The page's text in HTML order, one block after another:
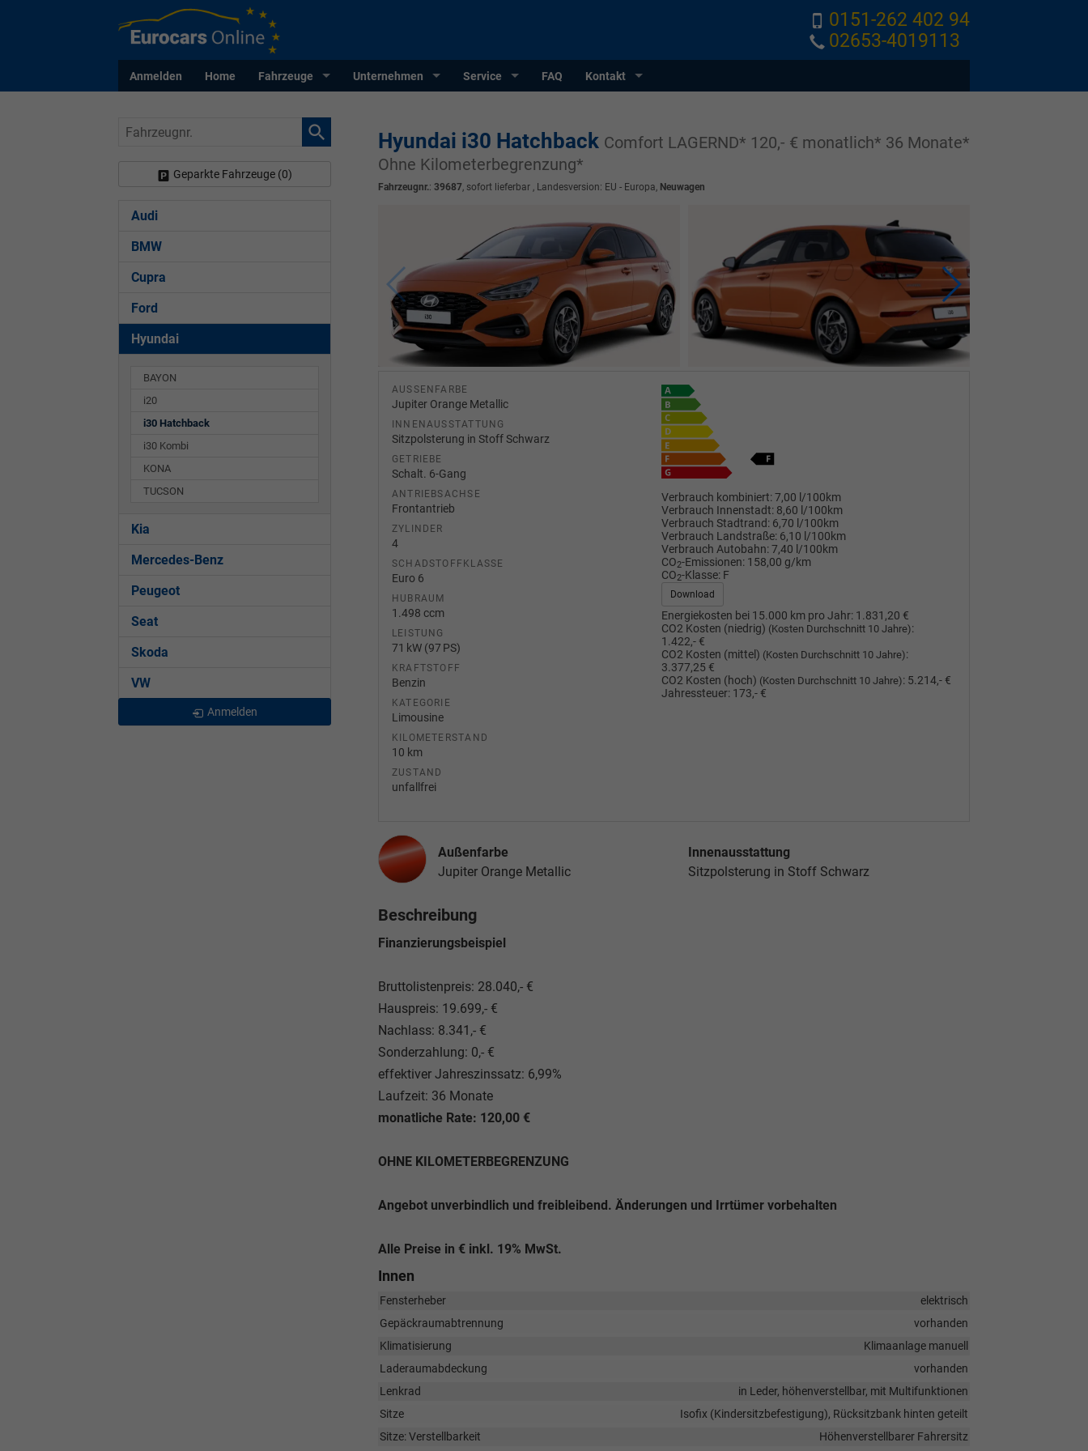
0151-262 402 94
02653-4019113
Anmelden Home Fahrzeuge Unternehmen Service FAQ Kontakt
Hyundai i30 Hatchback Comfort LAGERND* 120,- € monatlich* 36 Monate*
Ohne Kilometerbegrenzung*
Fahrzeugnr.: 39687, sofort lieferbar, Landesversion: EU - Europa, Neuwagen
AUSSENFARBE
Jupiter Orange Metallic
INNENAUSSTATTUNG
Sitzpolsterung in Stoff Schwarz
GETRIEBE
Schalt. 6-Gang
ANTRIEBSACHSE
Frontantrieb
ZYLINDER
4
SCHADSTOFFKLASSE
Euro 6
HUBRAUM
1.498 ccm
LEISTUNG
71 kW (97 PS)
KRAFTSTOFF
Benzin
KATEGORIE
Limousine
KILOMETERSTAND
10 km
ZUSTAND
unfallfrei
Verbrauch kombiniert:7,00 l/100km
Verbrauch Innenstadt: 8,60 l/100km
Verbrauch Stadtrand: 6,70 l/100km
Verbrauch Landstraße: 6,10 l/100km
Verbrauch Autobahn:7,40 l/100km
CO2-Emissionen: 158,00 g/km
CO2-Klasse: F
Download
Energiekosten bei 15.000 km pro Jahr: 1.831,20 €
CO2 Kosten (niedrig) (Kosten Durchschnitt 10 Jahre):
1.422,- €
CO2 Kosten (mittel) (Kosten Durchschnitt 10 Jahre):
3.377,25 €
CO2 Kosten (hoch) (Kosten Durchschnitt 10 Jahre): 5.214,- €
Jahressteuer: 173,- €
Außenfarbe
Jupiter Orange Metallic
Innenausstattung
Sitzpolsterung in Stoff Schwarz
Beschreibung
Finanzierungsbeispiel
Bruttolistenpreis: 28.040,- €
Hauspreis: 19.699,- €
Nachlass: 8.341,- €
Sonderzahlung: 0,- €
effektiver Jahreszinssatz: 6,99%
Laufzeit: 36 Monate
monatliche Rate: 120,00 €
OHNE KILOMETERBEGRENZUNG
Angebot unverbindlich und freibleibend. Änderungen und Irrtümer vorbehalten
Alle Preise in € inkl. 19% MwSt.
Innen
Fensterheber
elektrisch
Gepäckraumabtrennung
vorhanden
Klimatisierung
Klimaanlage manuell
Laderaumabdeckung
vorhanden
Lenkrad
in Leder, höhenverstellbar, mit Multifunktionen
Sitze
Isofix (Kindersitzbefestigung), Rücksitzbank hinten geteilt
Sitze: Verstellbarkeit
Höhenverstellbarer Fahrersitz
Fahrzeugnr.
Geparkte Fahrzeuge (0)
Audi
BMW
Cupra
Ford
Hyundai
BAYON
i20
i30 Hatchback
i30 Kombi
KONA
TUCSON
Kia
Mercedes-Benz
Peugeot
Seat
Skoda
VW
Anmelden